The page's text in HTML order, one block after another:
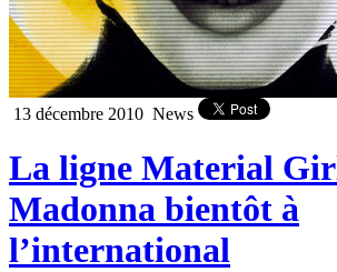
13 décembre 2010 News
La ligne Material
Madonna bientôt à
l’international